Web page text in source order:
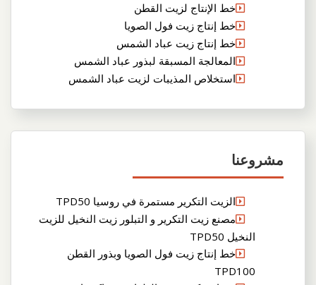
خط الإنتاج لزيت القطن
خط إنتاج زيت فول الصويا
خط إنتاج زيت عباد الشمس
المعالجة المسبقة لبذور عباد الشمس
استخلاص المذيبات لزيت عباد الشمس
مشروعنا
الزيت التكرير مستمرة في روسيا TPD50
مصنع زيت التكرير و التبلور زيت النخيل للزيت
النخيل TPD50
خط إنتاج زيت فول الصويا وبذور القطن
TPD100